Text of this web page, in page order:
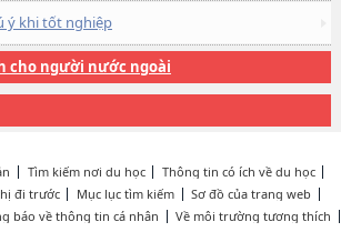
ý khi tốt nghiệp
cho người nước ngoài
Tìm kiếm nơi du học
Thông tin có ích về du học
đi trước
Mục lục tìm kiếm
Sơ đồ của trang web
báo về thông tin cá nhân Về môi trường tương thích